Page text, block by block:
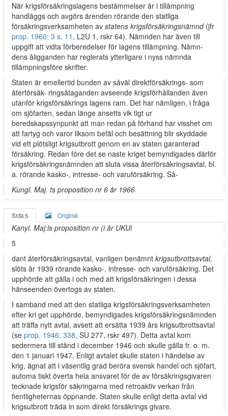
När krigsförsäkringslagens bestämmelser är i tillämpning
handläggs och avgörs ärenden rörande den statliga
försäkringsverksamheten av statens krigsförsäkringsnämnd(jfr
prop. 1960: 3 s. 11 , L2U 1, rskr 64). Nämnden har även till
uppgift att vidta förberedelser för lagens tillämpning. Nämn­
dens åligganden har reglerats ytterligare i nyss nämnda
tillämpningsföre­ skrifter.
Staten är emellertid bunden av såväl direktförsäkrings- som
återförsäk- ringsåtaganden avseende krigsförhållanden även
utanför krigsförsäkrings­ lagens ram. Det har nämligen, i fråga
om sjöfarten, sedan länge ansetts vik­ tigt ur
beredskapssynpunkt att man redan på förhand har visshet om
att fartyg och varor liksom befäl och besättning blir skyddade
vid ett plötsligt krigsutbrott genom en av staten garanterad
försäkring. Redan före det se­ naste kriget bemyndigades därför
krigsförsäkringsnämnden att sluta vissa återförsäkringsavtal, bl.
a. rörande kasko-, intresse- och varuförsäkring. Så-
Kungl. Maj. ts proposition nr 6 år 1966
Sida 5 Original
Kanyl. Maj:ls proposition nr (i år UKUi
5
dant återförsäkringsavtal, vanligen benämnt krigsutbrottsavtal,
slöts år 1939 rörande kasko-, intresse- och varuförsäkring. Det
upphörde att gälla i och med att krigsförsäkringen i dessa
hänseenden övertogs av staten.
I samband med att den statliga krigsförsäkringsverksamheten
efter kri­ get upphörde, bemyndigades krigsförsäkringsnämnden
att träffa nytt avtal, avsett att ersätta 1939 års krigsutbrottsavtal
(se prop. 1946: 338, SU 277, rskr 497). Detta avtal kom
sedermera till stånd i december 1946 och skulle gälla fr. o. m.
den 1 januari 1947. Enligt avtalet skulle staten i händelse av
krig, ägnat att i väsentlig grad beröra svensk handel och sjöfart,
automa­ tiskt överta hela ansvaret för de av försäkringsgivaren
tecknade krigsför­ säkringarna med retroaktiv verkan från
fientligheternas öppnande. Staten skulle enligt detta avtal vid
krigsutbrott träda in som direkt försäkrings­ givare.